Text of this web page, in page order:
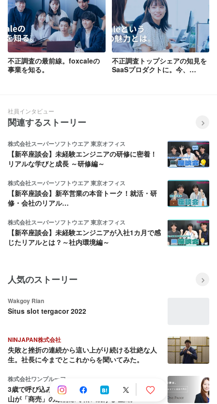
不正調査の最前線。foxcaleの
事業を知る。
不正調査トップシェアの知見を
SaaSプロダクトに。今、
社員インタビュー
関連するストーリー
株式会社スーパーソフトウエア 東京オフィス
【新卒座談会】未経験エンジニアの研修に密着！
リアルな学びと成長 ～研修編～
株式会社スーパーソフトウエア 東京オフィス
【新卒座談会】新卒営業の本音トーク！就活・研
修・会社のリアル…
株式会社スーパーソフトウエア 東京オフィス
【新卒座談会】未経験エンジニアが入社1カ月で感
じたリアルとは？～社内環境編～
人気のストーリー
Wakgoy Rian
Situs slot tergacor 2022
NINJAPAN株式会社
失敗と挫折の連続から這い上がり続ける壮絶な人
生。社長に今までとこれからを聞いてみた。
株式会社ワンプルーフ
3歳で呼び込み、18歳でEC開設。女性経営者・平
山が「商売」の最前線で戦い続ける理由。